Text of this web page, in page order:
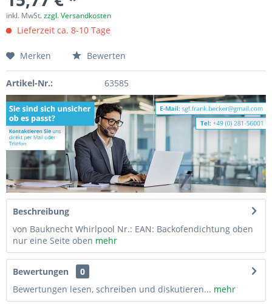
inkl. MwSt.zzgl. Versandkosten
Lieferzeit ca. 8-10 Tage
Merken Bewerten
Artikel-Nr.: 63585
Beschreibung
von Bauknecht Whirlpool Nr.: EAN: Backofendichtung oben
nur eine Seite oben mehr
Bewertungen
0
Bewertungen lesen, schreiben und diskutieren... mehr